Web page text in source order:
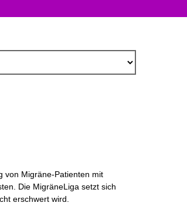
von Migräne-Patienten mit
Die MigräneLiga setzt sich
erschwert wird.